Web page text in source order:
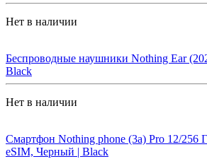
Нет в наличии
Беспроводные наушники Nothing Ear
Black
Нет в наличии
Смартфон Nothing phone (3a) Pro 12/256
eSIM, Черный | Black